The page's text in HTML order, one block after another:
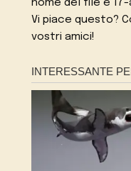
Vi piace questo?
vostri amici!